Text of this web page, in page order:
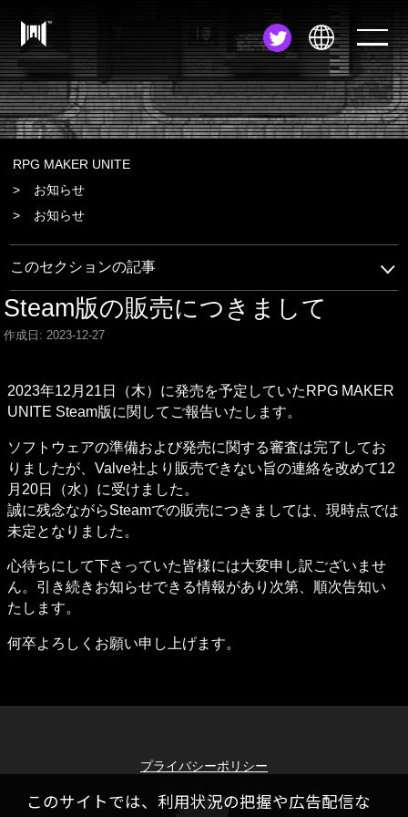
このサイトでは、利用状況の把握や広告配信な
JA
EN
RPG MAKER UNITE
お知らせ
お知らせ
このセクションの記事
Steam版の販売につきまして
作成日: 2023-12-27
2023年12月21日（木）に発売を予定していたRPG MAKER
UNITE Steam版に関してご報告いたします。
ソフトウェアの準備および発売に関する審査は完了してお
りましたが、Valve社より販売できない旨の連絡を改めて12
月20日（水）に受けました。
誠に残念ながらSteamでの販売につきましては、現時点では
未定となりました。
心待ちにして下さっていた皆様には大変申し訳ございませ
ん。引き続きお知らせできる情報があり次第、順次告知い
たします。
何卒よろしくお願い申し上げます。
プライバシーポリシー